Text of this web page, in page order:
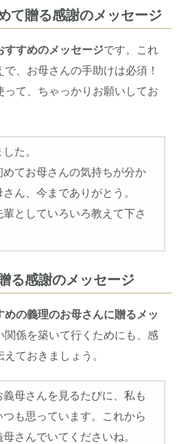
て贈る感謝のメッセージ
すすめのメッセージです。これ
、お母さんの手助けは必須！
て、ちゃっかりお願いしてお
た。
てお母さんの気持ちが分か
ん、今までありがとう。
としていろいろ教えて下さ
る感謝のメッセージ
の義理のお母さんに贈るメッ
関係を築いて行くためにも、感
ておきましょう。
母さんを見るたびに、私も
も思っています。これから
さんでいてくださいね。